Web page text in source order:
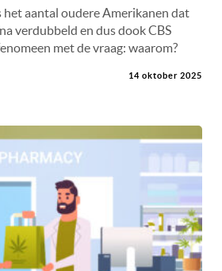
het aantal oudere Amerikanen dat
verdubbeld en dus dook CBS
met de vraag: waarom?
14 oktober 2025